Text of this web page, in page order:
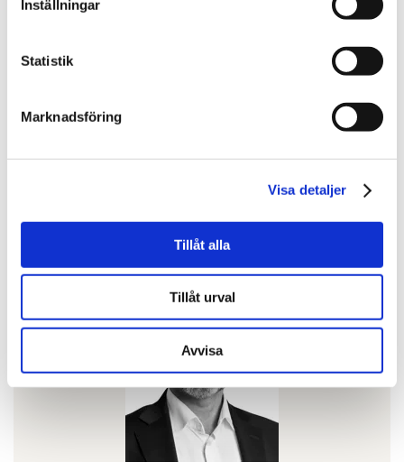
Inställningar
Statistik
Marknadsföring
Visa detaljer
Tillåt alla
Tillåt urval
Avvisa
Sara Jacobsson
sara.jacobsson@svefa.se
Stockholm
Mer om mig